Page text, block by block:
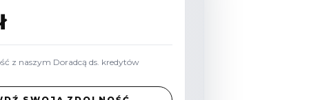
z naszym Doradcą ds. kredytów